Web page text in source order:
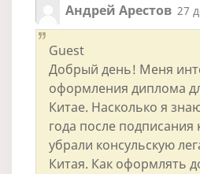
Андрей Арестов 27
Guest
Добрый день! Меня
оформления диплома
Китае. Насколько я
года после подписания
убрали консульскую
Китая. Как оформлять